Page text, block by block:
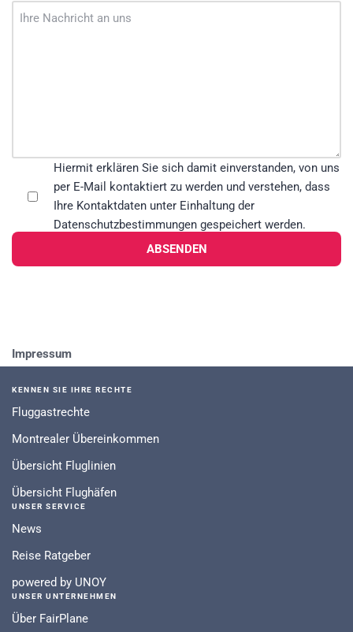
Hiermit erklären Sie sich damit einverstanden, von uns
per E-Mail kontaktiert zu werden und verstehen, dass
Ihre Kontaktdaten unter Einhaltung der
Datenschutzbestimmungen gespeichert werden.
ABSENDEN
Impressum
KENNEN SIE IHRE RECHTE
Fluggastrechte
Montrealer Übereinkommen
Übersicht Fluglinien
Übersicht Flughäfen
UNSER SERVICE
News
Reise Ratgeber
powered by UNOY
UNSER UNTERNEHMEN
Über FairPlane